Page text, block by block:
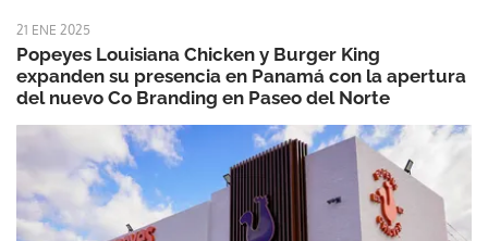
21 ENE 2025
Popeyes Louisiana Chicken y Burger King
expanden su presencia en Panamá con la apertura
del nuevo Co Branding en Paseo del Norte